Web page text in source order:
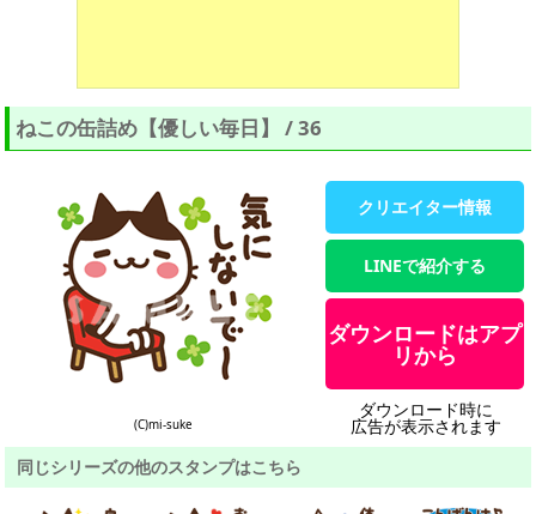
ねこの缶詰め【優しい毎日】 / 36
(C)mi-suke
クリエイター情報
LINEで紹介する
ダウンロードはアプ
リから
ダウンロード時に
広告が表示されます
同じシリーズの他のスタンプはこちら